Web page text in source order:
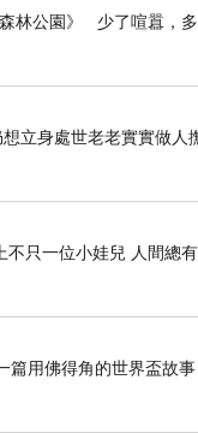
林公園》 少了喧囂，
立身處世老老實實做
只一位小娃兒 人間總
佛得角的世界盃故事